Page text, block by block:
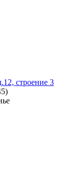
строение 3